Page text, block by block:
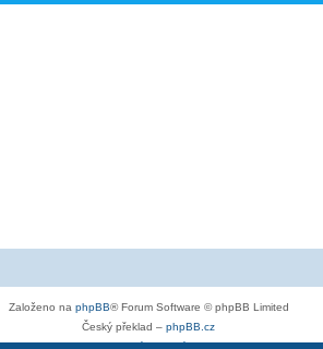
Založeno na phpBB® Forum Software © phpBB Limited
Český překlad – phpBB.cz
Soukromí|Podmínky